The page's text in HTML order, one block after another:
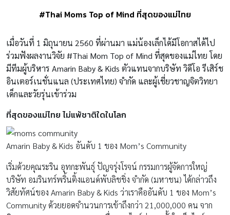
#Thai Moms Top of Mind ที่สุดของแม่ไทย
เมื่อวันที่ 1 มิถุนายน 2560 ที่ผ่านมา แม่น้องเล็กได้มีโอกาสได้ไป
ร่วมฟังผลงานวิจัย #Thai Mom Top of Mind ที่สุดของแม่ไทยโดย
มีทีมผู้บริหาร Amarin Baby & Kids ตัวแทนจากบริษัท วิดีโอ รีเสิร์ช
อินเตอร์เนชั่นแนล (ประเทศไทย) จำกัด และผู้เชี่ยวชาญจิตวิทยา
เด็กและวัยรุ่นเข้าร่วม
ที่สุดของแม่ไทยไม่แพ้ชาติใดในโลก
Amarin Baby & Kids อันดับ 1 ของ Mom’s Community
เริ่มด้วยคุณระริน อุทกะพันธุ์ ปัญจรุ่งโรจน์ กรรมการผู้จัดการใหญ่
บริษัท อมรินทร์พริ้นติ้งแอนด์พับลิชชิ่ง จำกัด (มหาชน) ได้กล่าวถึง
วิสัยทัศน์ของ Amarin Baby & Kids ว่าเราคืออันดับ 1 ของ Mom’s
Community ด้วยยอดจำนวนการเข้าถึงกว่า 21,000,000 คน จาก